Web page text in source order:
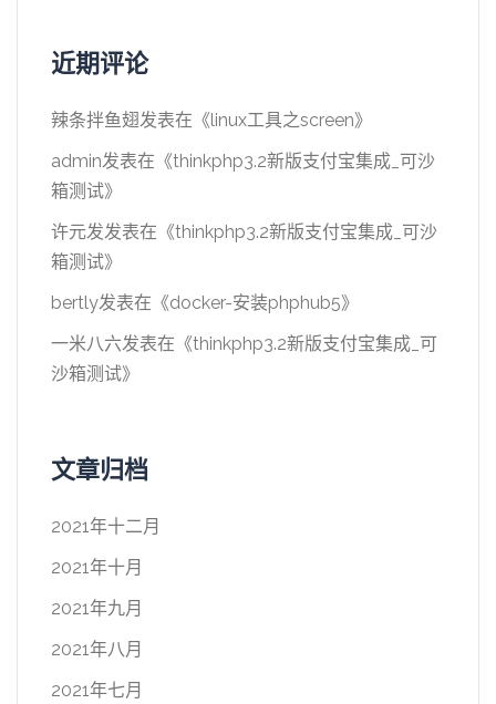
近期评论
辣条拌鱼翅发表在《linux工具之screen》
admin发表在《thinkphp3.2新版支付宝集成_可沙
箱测试》
许元发发表在《thinkphp3.2新版支付宝集成_可沙
箱测试》
bertly发表在《docker-安装phphub5》
一米八六发表在《thinkphp3.2新版支付宝集成_可
沙箱测试》
文章归档
2021年十二月
2021年十月
2021年九月
2021年八月
2021年七月